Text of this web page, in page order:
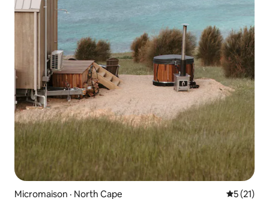
Micromaison · North Cape Note
5 (21)